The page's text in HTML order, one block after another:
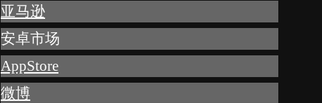
亚马逊
安卓市场
AppStore
微博